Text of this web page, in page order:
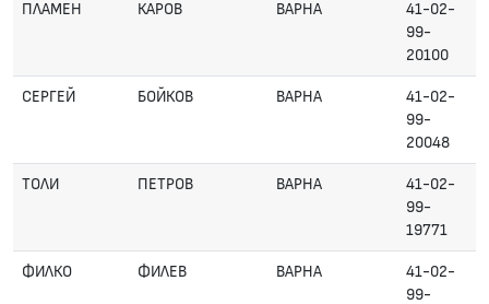
ПЛАМЕН КАРОВ ВАРНА
41-02-
99-
20100
СЕРГЕЙ БОЙКОВ ВАРНА
41-02-
99-
20048
ТОЛИ ПЕТРОВ ВАРНА
41-02-
99-
19771
ФИЛКО ФИЛЕВ ВАРНА
41-02-
99-